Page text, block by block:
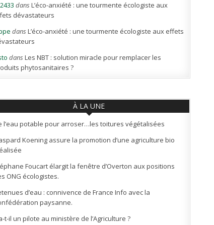
dansL’éco-anxiété : une tourmente écologiste aux
dévastateurs
dansL’éco-anxiété : une tourmente écologiste aux effets
dansLes NBT : solution miracle pour remplacer les
phytosanitaires ?
À LA UNE
l’eau potable pour arroser…les toitures végétalisées
Koening assure la promotion d’une agriculture bio
Foucart élargit la fenêtre d’Overton aux positions
ONG écologistes.
d’eau : connivence de France Info avec la
paysanne.
t-il un pilote au ministère de l’Agriculture ?